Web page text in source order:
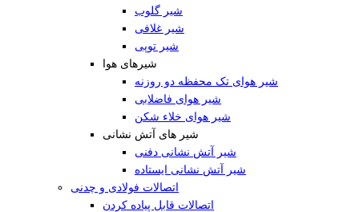
شیر گلوب
شیر غلافی
شیر توپی
شیرهای هوا
شیر هوای تک محفظه دو روزنه
شیر هوای فاضلابی
شیر هوای خلاء شکن
شیر های آتش نشانی
شیر آتش نشانی دفنی
شیر آتش نشانی ایستاده
اتصالات فولادی و چدنی
اتصالات قابل پیاده کردن